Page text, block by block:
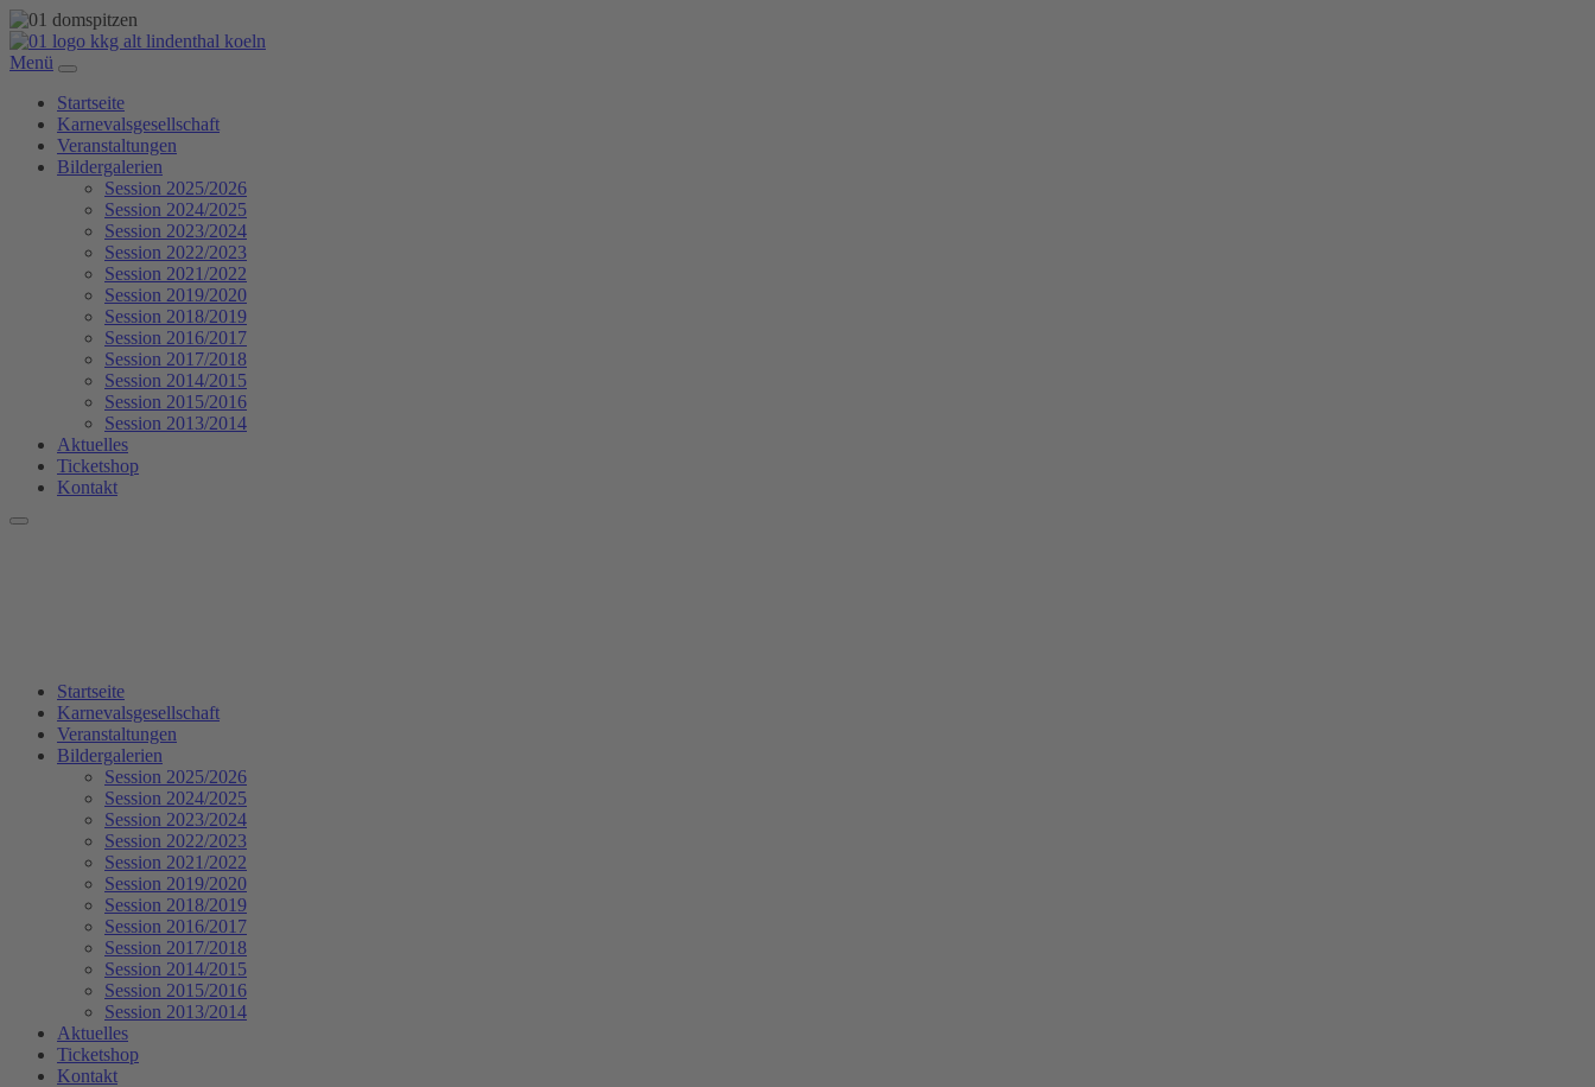
Menü
Startseite
Karnevalsgesellschaft
Veranstaltungen
Bildergalerien
Session 2025/2026
Session 2024/2025
Session 2023/2024
Session 2022/2023
Session 2021/2022
Session 2019/2020
Session 2018/2019
Session 2016/2017
Session 2017/2018
Session 2014/2015
Session 2015/2016
Session 2013/2014
Aktuelles
Ticketshop
Kontakt
Startseite
Karnevalsgesellschaft
Veranstaltungen
Bildergalerien
Session 2025/2026
Session 2024/2025
Session 2023/2024
Session 2022/2023
Session 2021/2022
Session 2019/2020
Session 2018/2019
Session 2016/2017
Session 2017/2018
Session 2014/2015
Session 2015/2016
Session 2013/2014
Aktuelles
Ticketshop
Kontakt